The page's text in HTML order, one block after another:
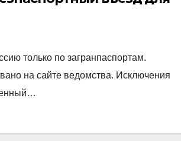
только по загранпаспортам.
на сайте ведомства. Исключения